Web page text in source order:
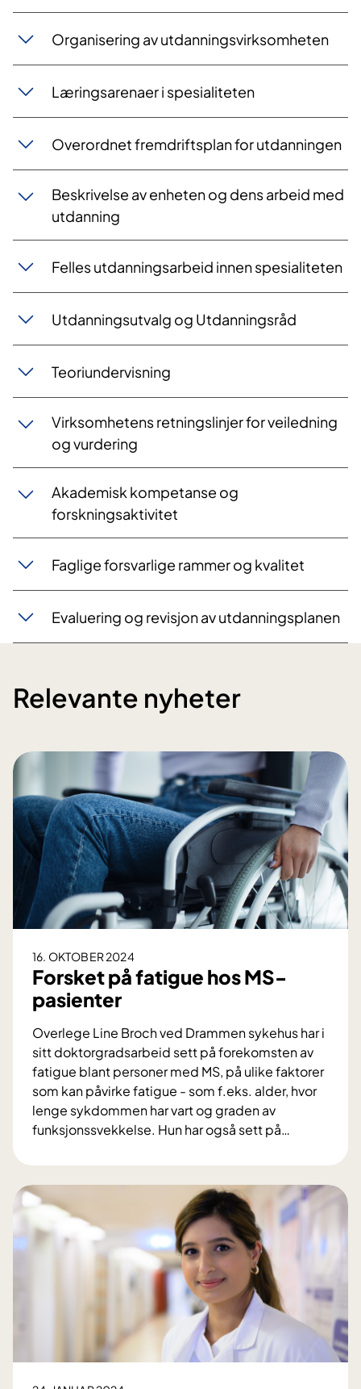
Organisering av utdanningsvirksomheten
Læringsarenaer i spesialiteten
Overordnet fremdriftsplan for utdanningen
Beskrivelse av enheten og dens arbeid med
utdanning
Felles utdanningsarbeid innen spesialiteten
Utdanningsutvalg og Utdanningsråd
Teoriundervisning
Virksomhetens retningslinjer for veiledning
og vurdering
Akademisk kompetanse og
forskningsaktivitet
Faglige forsvarlige rammer og kvalitet
Evaluering og revisjon av utdanningsplanen
Relevante nyheter
16. OKTOBER 2024
Forsket på fatigue hos MS-
pasienter
Overlege Line Broch ved Drammen sykehus har i
sitt doktorgradsarbeid sett på forekomsten av
fatigue blant personer med MS, på ulike faktorer
som kan påvirke fatigue - som f.eks. alder, hvor
lenge sykdommen har vart og graden av
funksjonssvekkelse. Hun har også sett på…
o
r
k
e
t